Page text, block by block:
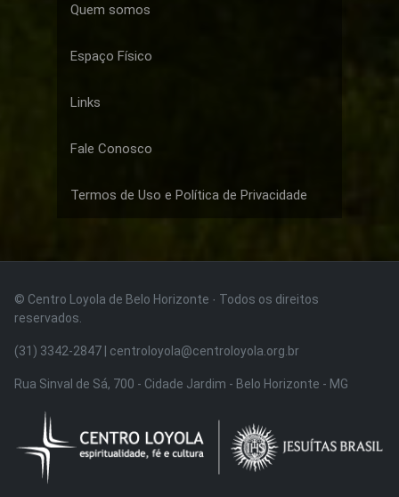
Quem somos
Espaço Físico
Links
Fale Conosco
Termos de Uso e Política de Privacidade
© Centro Loyola de Belo Horizonte · Todos os direitos
reservados.
(31) 3342-2847 | centroloyola@centroloyola.org.br
Rua Sinval de Sá, 700 - Cidade Jardim - Belo Horizonte - MG